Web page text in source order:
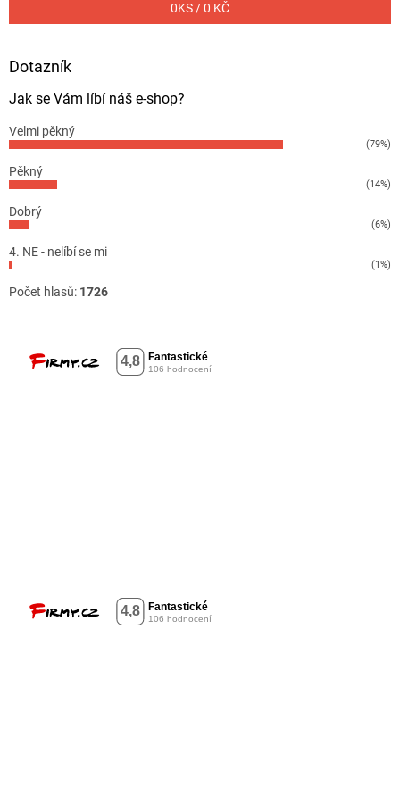
0KS /0 KČ
Dotazník
Jak se Vám líbí náš e-shop?
Velmi pěkný
(79%)
Pěkný
(14%)
Dobrý
(6%)
4. NE - nelíbí se mi
(1%)
Počet hlasů: 1726